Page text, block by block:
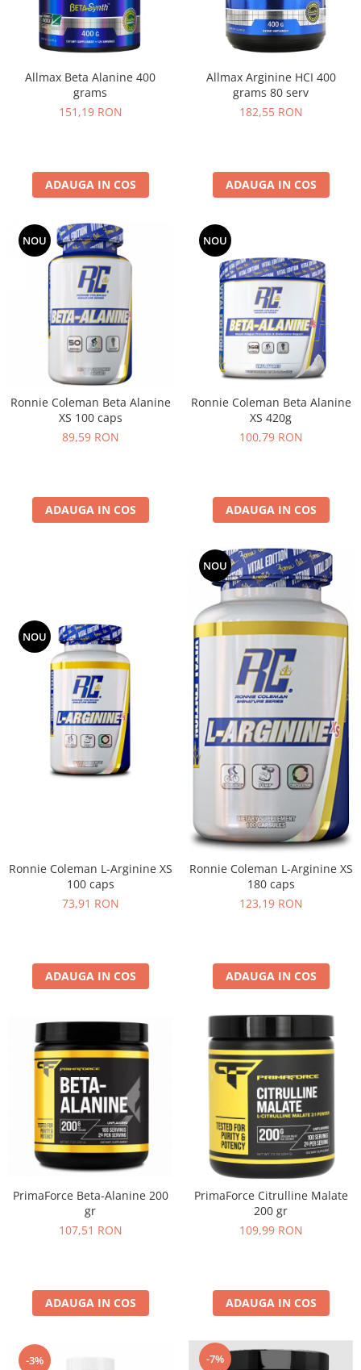
Osavi
PerfectShaker
PeScience
Power System
REDCON1
Revoflex
Rich Piana 5% Nutrition
RIPT
Scivation
Skill Nutrition
Smart Shake
Under Armour
Allmax Beta Alanine 400
grams
151,19 RON
ADAUGA IN COS
Allmax Arginine HCI 400
grams 80 serv
182,55 RON
ADAUGA IN COS
NOU
Ronnie Coleman Beta Alanine
XS 100 caps
89,59 RON
ADAUGA IN COS
NOU
Ronnie Coleman Beta Alanine
XS 420g
100,79 RON
ADAUGA IN COS
NOU
Ronnie Coleman L-Arginine XS
100 caps
73,91 RON
ADAUGA IN COS
NOU
Ronnie Coleman L-Arginine XS
180 caps
123,19 RON
ADAUGA IN COS
PrimaForce Beta-Alanine 200
gr
107,51 RON
ADAUGA IN COS
PrimaForce Citrulline Malate
200 gr
109,99 RON
ADAUGA IN COS
-3% -7%